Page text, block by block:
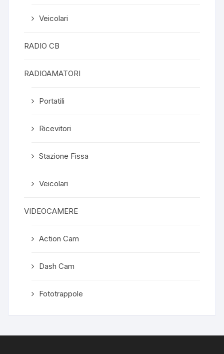
Veicolari
RADIO CB
RADIOAMATORI
Portatili
Ricevitori
Stazione Fissa
Veicolari
VIDEOCAMERE
Action Cam
Dash Cam
Fototrappole